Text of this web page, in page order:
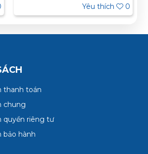
979 – 0973 106 269 Miền
Nam: 0902 303 733 – 0945
Yêu thích 0
thanh toán
chung
quyền riêng tư
bảo hành